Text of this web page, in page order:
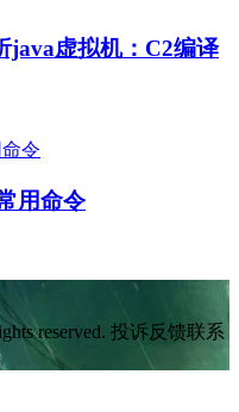
java虚拟机：C2编译
用命令
reserved. 投诉反馈联系